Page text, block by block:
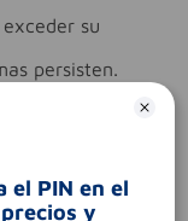
su
persisten.
r1
el PIN en el
y